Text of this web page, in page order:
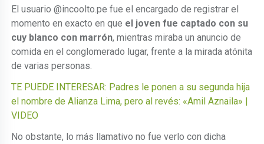
El usuario @incoolto.pe fue el encargado de registrar el
momento en exacto en que el joven fue captado con su
cuy blanco con marrón, mientras miraba un anuncio de
comida en el conglomerado lugar, frente a la mirada atónita
de varias personas.
TE PUEDE INTERESAR: Padres le ponen a su segunda hija
el nombre de Alianza Lima, pero al revés: «Amil Aznaila» |
VIDEO
No obstante, lo más llamativo no fue verlo con dicha